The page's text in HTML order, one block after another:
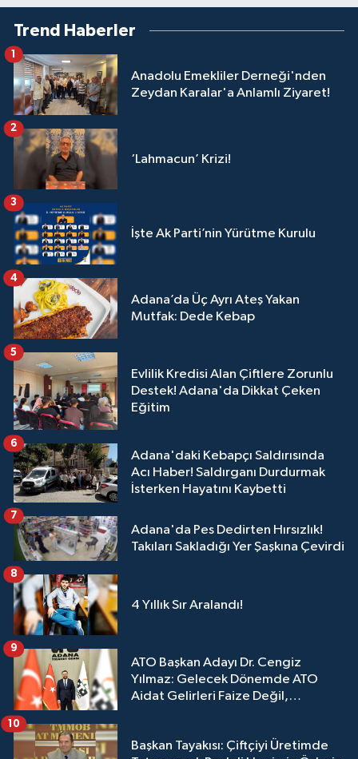
Trend Haberler
Anadolu Emekliler Derneği'nden
Zeydan Karalar'a Anlamlı Ziyaret!
1
‘Lahmacun’ Krizi!
2
İşte Ak Parti’nin Yürütme Kurulu
3
Adana’da Üç Ayrı Ateş Yakan
Mutfak: Dede Kebap
4
Evlilik Kredisi Alan Çiftlere Zorunlu
Destek! Adana'da Dikkat Çeken
Eğitim
5
Adana'daki Kebapçı Saldırısında
Acı Haber! Saldırganı Durdurmak
İsterken Hayatını Kaybetti
6
Adana'da Pes Dedirten Hırsızlık!
Takıları Sakladığı Yer Şaşkına Çevirdi
7
4 Yıllık Sır Aralandı!
8
ATO Başkan Adayı Dr. Cengiz
Yılmaz: Gelecek Dönemde ATO
Aidat Gelirleri Faize Değil,
9
Başkan Tayakısı: Çiftçiyi Üretimde
10